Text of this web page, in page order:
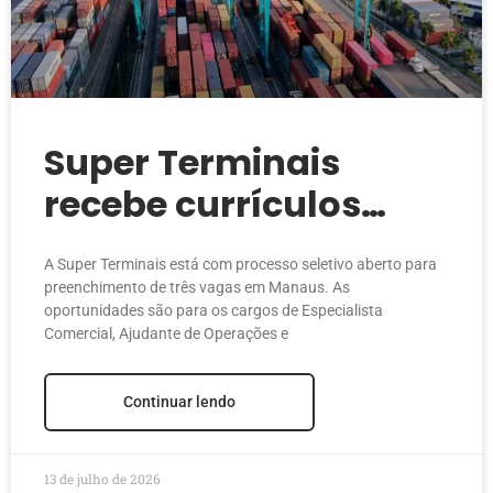
Super Terminais
recebe currículos
para vagas de
emprego em Manaus
A Super Terminais está com processo seletivo aberto para
preenchimento de três vagas em Manaus. As
oportunidades são para os cargos de Especialista
Comercial, Ajudante de Operações e
Continuar lendo
13 de julho de 2026